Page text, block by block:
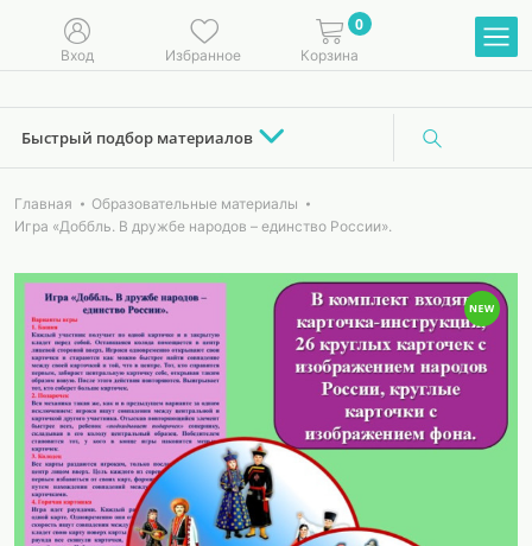
Вход Избранное
0
Корзина
Быстрый подбор материалов
Главная
Образовательные материалы
Игра «Доббль. В дружбе народов – единство России».